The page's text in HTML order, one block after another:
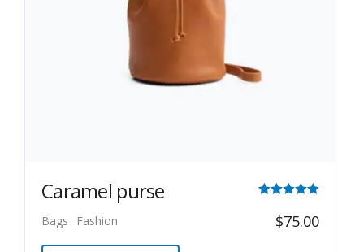
Caramel purse
5.00
Bags Fashion $75.00